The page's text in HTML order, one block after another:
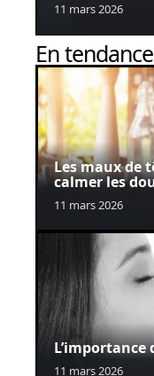
11 mars 2026
En tendance
Les maux de
calmer les
11 mars 2026
L’importance
11 mars 2026